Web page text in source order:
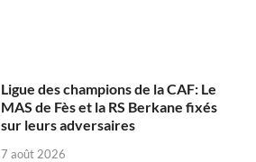
Ligue des champions de la CAF: Le
MAS de Fès et la RS Berkane fixés
sur leurs adversaires
7 août 2026